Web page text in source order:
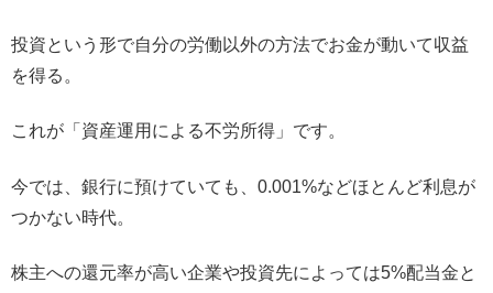
投資という形で自分の労働以外の方法でお金が動いて収益
を得る。
これが「資産運用による不労所得」です。
今では、銀行に預けていても、0.001%などほとんど利息が
つかない時代。
株主への還元率が高い企業や投資先によっては5%配当金と